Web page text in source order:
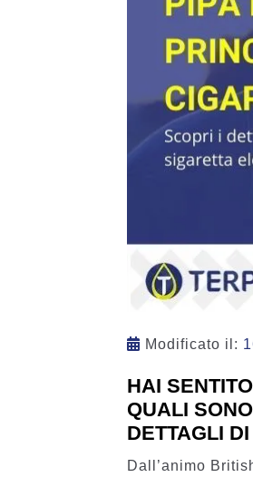
Modificato il:
HAI
QUALI
DETTAGLI
Dall’animo